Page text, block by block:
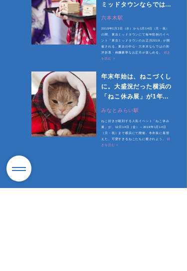
ミッドタウンならではの
絢爛豪華なお正月
六本木駅
2019年1月2日（水）から1月14日（月・祝）
の間、東京ミッドタウンにて毎年恒例のイベ
ント「東京ミッドタウンのお正月2019」が開
催される。東京の中心・六本木ならではの和
洋折衷・絢爛豪華なお正月が楽しめる。 続き
を読む >
年末年始は、ねこづくし
に。大盛況だった横浜の
「ねこ休み展」が1年ぶ
りに開催
みなとみらい駅
ねこ好きが殺到する人気イベント「ねこ休み
展」が、12月14日（金）～2019年1月14日
（月・祝）まで横浜にて開催。冬衣装に着替
えた、可愛すぎるねこたちに癒されよう。続
きを読む >